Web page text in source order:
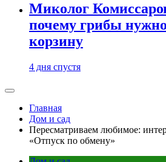
Миколог
почему грибы
корзину
4 дня спустя
Главная
Дом и сад
Пересматриваем любимое:
«Отпуск по обмену»